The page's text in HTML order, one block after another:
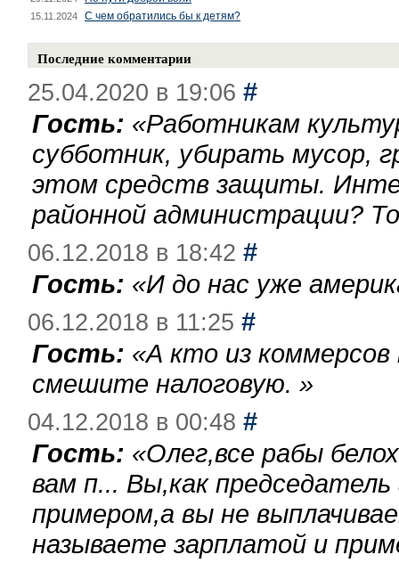
15.11.2024 С чем обратились бы к детям?
Последние комментарии
25.04.2020 в 19:06 #
Гость: «Работникам
субботник, убирать мусор,
этом средств защиты.
районной администрации?
06.12.2018 в 18:42 #
Гость: «И до нас уже
06.12.2018 в 11:25 #
Гость: «А кто из
смешите налоговую. »
04.12.2018 в 00:48 #
Гость: «Олег,все рабы
вам п... Вы,как
примером,а вы не
называете зарплатой и